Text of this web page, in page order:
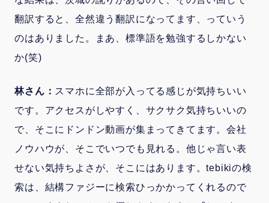
翻訳すると、全然違う翻訳になってます、っていう
のはありました。まあ、標準語を勉強するしかない
か(笑)
林さん： スマホに全部が入ってる感じが気持ちいい
です。アクセスがしやすく、サクサク気持ちいいの
で、そこにドンドン動画が集まってきてます。会社
ノウハウが、そこでいつでも見れる。他じゃ言い表
せない気持ちよさが、そこにはあります。tebikiの検
索は、結構ファジーに検索ひっかかってくれるので